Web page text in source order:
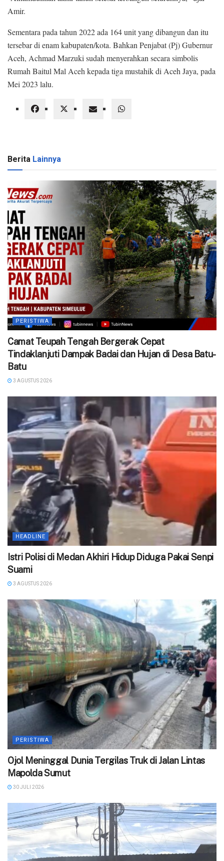
Amir.
Sementara pada tahun 2022 ada 164 unit yang dibangun dan itu
tersebar di enam kabupaten/kota. Bahkan Penjabat (Pj) Gubernur
Aceh, Achmad Marzuki sudah menyerahkan secara simbolis
Rumah Baitul Mal Aceh kepada tiga mustahik di Aceh Jaya, pada
Mei 2023 lalu.
Berita Lainnya
PERISTIWA
Camat Teupah Tengah Bergerak Cepat
Tindaklanjuti Dampak Badai dan Hujan di Desa Batu-
Batu
3 AGUSTUS 2026
HEADLINE
‎Istri Polisi di Medan Akhiri Hidup Diduga Pakai Senpi
Suami
3 AGUSTUS 2026
PERISTIWA
Ojol Meninggal Dunia Tergilas Truk di Jalan Lintas
Mapolda Sumut
30 JULI 2026